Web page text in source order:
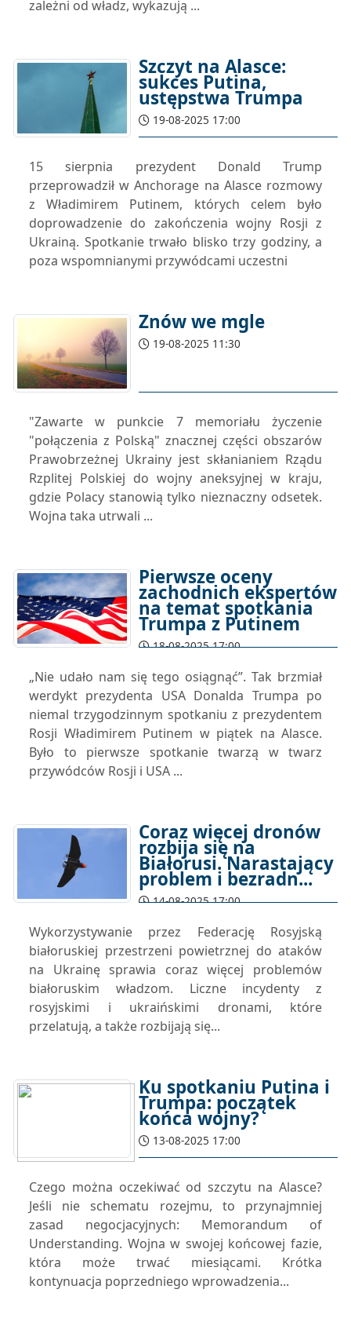
zależni od władz, wykazują ...
Szczyt na Alasce:
sukces Putina,
ustępstwa Trumpa
19-08-2025 17:00
15 sierpnia prezydent Donald Trump
przeprowadził w Anchorage na Alasce rozmowy
z Władimirem Putinem, których celem było
doprowadzenie do zakończenia wojny Rosji z
Ukrainą. Spotkanie trwało blisko trzy godziny, a
poza wspomnianymi przywódcami uczestni
Znów we mgle
19-08-2025 11:30
"Zawarte w punkcie 7 memoriału życzenie
"połączenia z Polską" znacznej części obszarów
Prawobrzeżnej Ukrainy jest skłanianiem Rządu
Rzplitej Polskiej do wojny aneksyjnej w kraju,
gdzie Polacy stanowią tylko nieznaczny odsetek.
Wojna taka utrwali ...
Pierwsze oceny
zachodnich ekspertów
na temat spotkania
Trumpa z Putinem
18-08-2025 17:00
„Nie udało nam się tego osiągnąć”. Tak brzmiał
werdykt prezydenta USA Donalda Trumpa po
niemal trzygodzinnym spotkaniu z prezydentem
Rosji Władimirem Putinem w piątek na Alasce.
Było to pierwsze spotkanie twarzą w twarz
przywódców Rosji i USA ...
Coraz więcej dronów
rozbija się na
Białorusi. Narastający
problem i bezradn...
14-08-2025 17:00
Wykorzystywanie przez Federację Rosyjską
białoruskiej przestrzeni powietrznej do ataków
na Ukrainę sprawia coraz więcej problemów
białoruskim władzom. Liczne incydenty z
rosyjskimi i ukraińskimi dronami, które
przelatują, a także rozbijają się...
Ku spotkaniu Putina i
Trumpa: początek
końca wojny?
13-08-2025 17:00
Czego można oczekiwać od szczytu na Alasce?
Jeśli nie schematu rozejmu, to przynajmniej
zasad negocjacyjnych: Memorandum of
Understanding. Wojna w swojej końcowej fazie,
która może trwać miesiącami. Krótka
kontynuacja poprzedniego wprowadzenia...